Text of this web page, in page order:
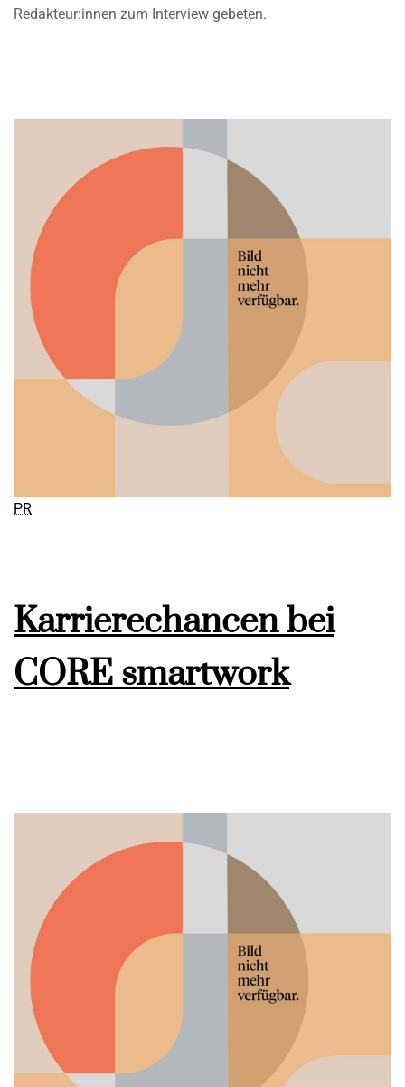
Redakteur:innen zum Interview gebeten.
PR
Karrierechancen bei
CORE smartwork